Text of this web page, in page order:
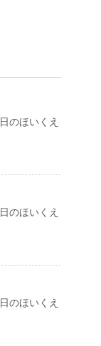
のほいくえ
のほいくえ
のほいくえ